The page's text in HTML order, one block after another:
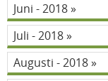
Juni - 2018
Juli - 2018
Augusti - 2018